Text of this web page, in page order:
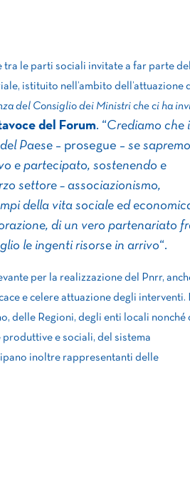
tra le parti sociali invitate a far parte del
istituito nell’ambito dell’attuazione
del Consiglio dei Ministri che ci ha
del Forum. “Crediamo che
Paese – prosegue – se sapremo
e partecipato, sostenendo e
settore – associazionismo,
della vita sociale ed
di un vero partenariato
le ingenti risorse in arrivo“.
per la realizzazione del Pnrr,
e celere attuazione degli interventi. Il
delle Regioni, degli enti locali nonché
e sociali, del sistema
inoltre rappresentanti delle